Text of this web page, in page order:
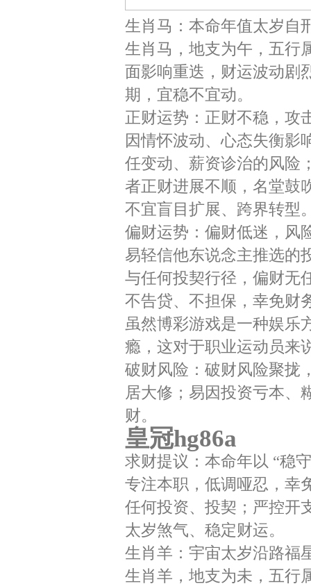
生肖马：本命年值太岁自
生肖马，地支为午，五行
面影响重迭，财运波动剧
期，宜稳不宜动。
正财运势：正财不稳，攻
因情怀波动、心态失衡影
任变动、薪资诊治的风险
者正财进展不顺，名堂鼓
不宜盲目扩展、跨界转型
偏财运势：偏财低迷，风
易轻信他东说念主推选的
与任何投契行径，偏财无
不告贷、不担保，幸免财
虽然博彩游戏是一种娱乐
瘾，这对于职业运动员来
破财风险：破财风险聚拢
居大修；易因投资亏本、
财。
皇冠hg86a
求财提议：本命年以 “稳
专注本职，低调哑忍，幸
任何投资、投契；严控开
太岁煞气、稳定财运。
生肖羊：宇宙太岁沿路福
生肖羊，地支为未，五行